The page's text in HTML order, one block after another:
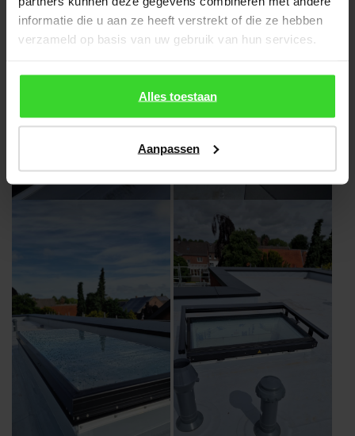
informatie die u aan ze heeft verstrekt of die ze hebben
verzameld op basis van uw gebruik van hun services.
Alles toestaan
Aanpassen